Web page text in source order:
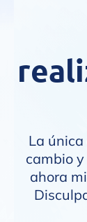
La
cambio
ahora